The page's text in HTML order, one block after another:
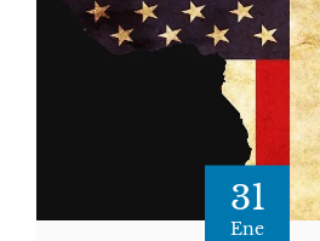
31
Ene